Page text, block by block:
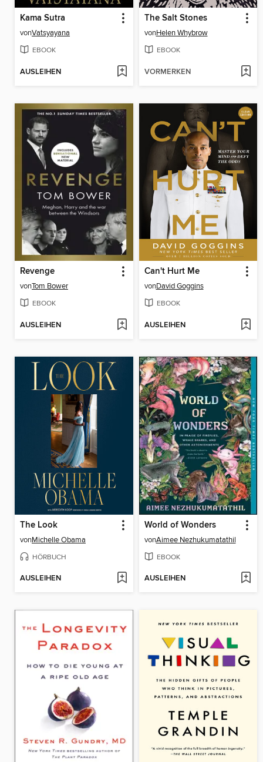
Kama Sutra
vonVatsyayana
EBOOK
AUSLEIHEN
The Salt Stones
vonHelen Whybrow
EBOOK
VORMERKEN
Revenge
vonTom Bower
EBOOK
AUSLEIHEN
Can't Hurt Me
vonDavid Goggins
EBOOK
AUSLEIHEN
The Look
vonMichelle Obama
HÖRBUCH
AUSLEIHEN
World of Wonders
vonAimee Nezhukumatathil
EBOOK
AUSLEIHEN